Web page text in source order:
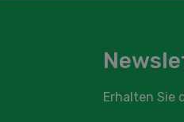
Erhalten Sie